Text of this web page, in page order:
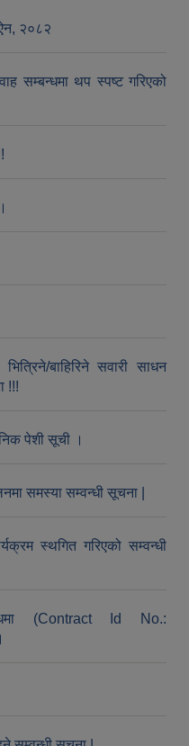
ऐन, २०८२
सम्बन्धमा थप स्पष्ट गरिएको
बाहिरिने सवारी साधन
!!!
पेशी सूची ।
समस्या सम्वन्धी सूचना |
स्थगित गरिएको सम्वन्धी
(Contract Id No.: